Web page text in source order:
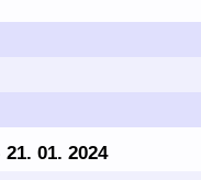
01. 2024